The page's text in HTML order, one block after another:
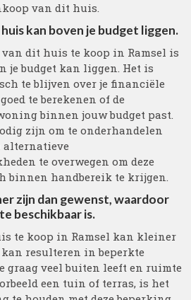
van dit huis.
kan boven je budget liggen.
dit huis te koop in Ramsel is
je budget kan liggen. Het is
te blijven over je financiële
te berekenen of de
binnen jouw budget past.
zijn om te onderhandelen
alternatieve
te overwegen om deze
binnen handbereik te krijgen.
zijn dan gewenst, waardoor
beschikbaar is.
te koop in Ramsel kan kleiner
resulteren in beperkte
graag veel buiten leeft en ruimte
een tuin of terras, is het